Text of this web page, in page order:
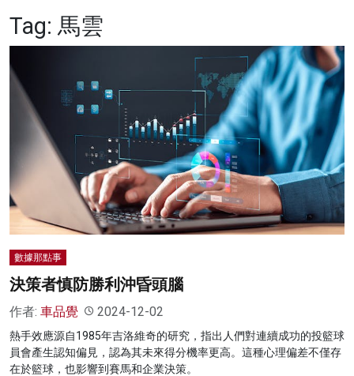
健康
科技
影片
名家榜
Tag: 馬雲
數據那點事
決策者慎防勝利沖昏頭腦
作者: 車品覺 2024-12-02
熱手效應源自1985年吉洛維奇的研究，指出人們對連續成功的投籃球
員會產生認知偏見，認為其未來得分機率更高。這種心理偏差不僅存
在於籃球，也影響到賽馬和企業決策。